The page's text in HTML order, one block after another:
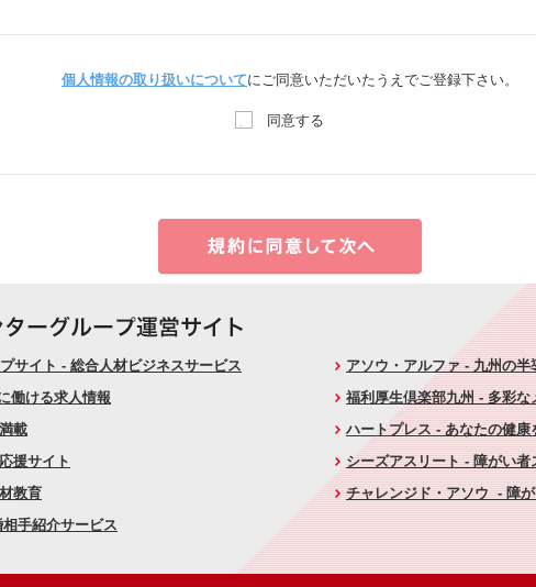
個人情報の取り扱いについてにご同意いただいたうえでご登録下さい。
同意する
サイト - 総合人材ビジネスサービス
働ける求人情報
載
援サイト
教育
手紹介サービス
アソウ・アルファ - 九州の
福利厚生倶楽部九州 - 多彩
ハートプレス - あなたの健康
シーズアスリート - 障がい
チャレンジド・アソウ - 障